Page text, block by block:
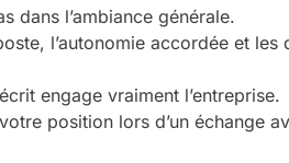
dans l’ambiance générale.
l’autonomie accordée et les
engage vraiment l’entreprise.
position lors d’un échange